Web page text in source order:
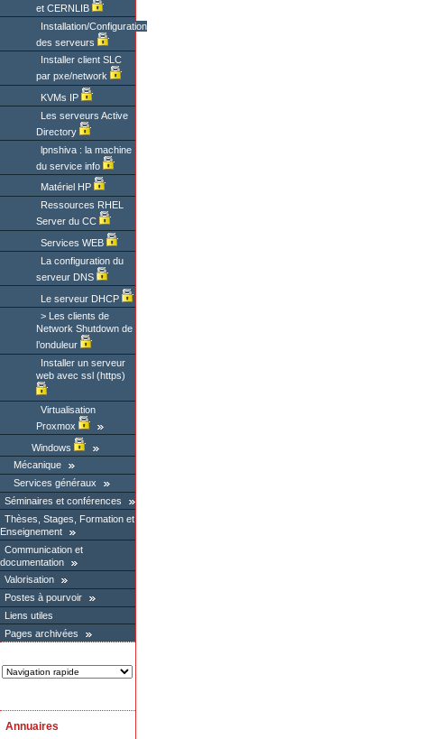
et CERNLIB
Installation/Configuration
des serveurs
Installer client SLC
par pxe/network
KVMs IP
Les serveurs Active
Directory
lpnshiva : la machine
du service info
Matériel HP
Ressources RHEL
Server du CC
Services WEB
La configuration du
serveur DNS
Le serveur DHCP
Les clients de
Network Shutdown de
l’onduleur
Installer un serveur
web avec ssl (https)
Virtualisation
Proxmox
Windows
Mécanique
Services généraux
Séminaires et conférences
Thèses, Stages, Formation et
Enseignement
Communication et
documentation
Valorisation
Postes à pourvoir
Liens utiles
Pages archivées
Annuaires